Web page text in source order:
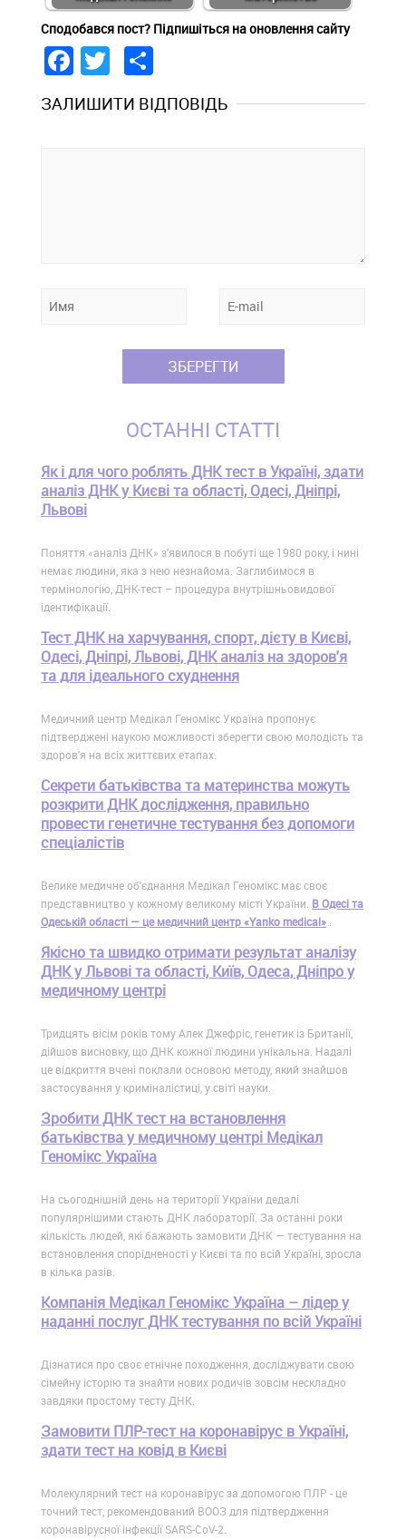
Сподобався пост? Підпишіться на оновлення сайту
Facebook
Twitter
ЗАЛИШИТИ ВІДПОВІДЬ
ОСТАННІ СТАТТІ
Як і для чого роблять ДНК тест в Україні, здати
аналіз ДНК у Києві та області, Одесі, Дніпрі,
Львові
Поняття «аналіз ДНК» з'явилося в побуті ще 1980 року, і нині
немає людини, яка з нею незнайома. Заглибимося в
термінологію, ДНК-тест – процедура внутрішньовидової
ідентифікації.
Тест ДНК на харчування, спорт, дієту в Києві,
Одесі, Дніпрі, Львові, ДНК аналіз на здоров'я
та для ідеального схуднення
Медичний центр Медікал Геномікс Україна пропонує
підтверджені наукою можливості зберегти свою молодість та
здоров'я на всіх життєвих етапах.
Секрети батьківства та материнства можуть
розкрити ДНК дослідження, правильно
провести генетичне тестування без допомоги
спеціалістів
Велике медичне об'єднання Медікал Геномікс має своє
представництво у кожному великому місті України. В Одесі та
Одеській області — це медичний центр «Yanko medical» .
Якісно та швидко отримати результат аналізу
ДНК у Львові та області, Київ, Одеса, Дніпро у
медичному центрі
Тридцять вісім років тому Алек Джефріс, генетик із Британії,
дійшов висновку, що ДНК кожної людини унікальна. Надалі
це відкриття вчені поклали основою методу, який знайшов
застосування у криміналістиці, у світі науки.
Зробити ДНК тест на встановлення
батьківства у медичному центрі Медікал
Геномікс Україна
На сьогоднішній день на території України дедалі
популярнішими стають ДНК лабораторії. За останні роки
кількість людей, які бажають замовити ДНК — тестування на
встановлення спорідненості у Києві та по всій Україні, зросла
в кілька разів.
Компанія Медікал Геномікс Україна – лідер у
наданні послуг ДНК тестування по всій Україні
Дізнатися про своє етнічне походження, досліджувати свою
сімейну історію та знайти нових родичів зовсім нескладно
завдяки простому тесту ДНК.
Замовити ПЛР-тест на коронавірус в Україні,
здати тест на ковід в Києві
Молекулярний тест на коронавірус за допомогою ПЛР - це
точний тест, рекомендований ВООЗ для підтвердження
коронавірусної інфекції SARS-CoV-2.